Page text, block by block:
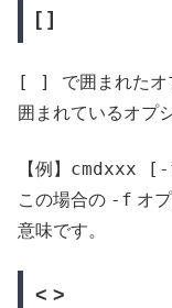
[ ]
[ ]
で囲まれた
囲まれているオプ
【例】 cmdxxx
この場合の -f オ
意味です。
< >